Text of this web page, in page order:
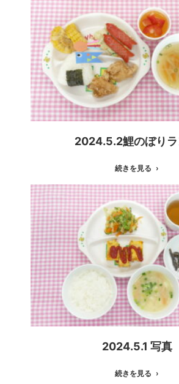
2024.5.2鯉のぼり
続きを見る
2024.5.1 写真
続きを見る